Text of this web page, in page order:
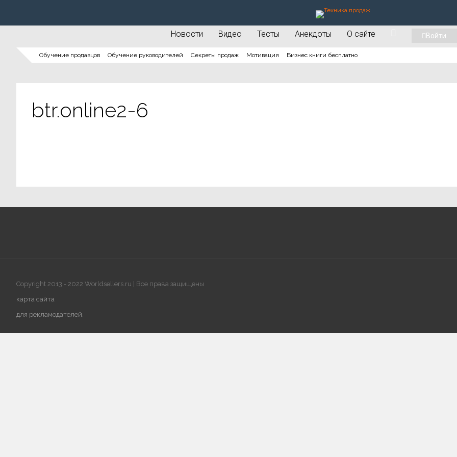
Новости Видео Тесты Анекдоты О сайте Войти
Обучение продавцов Обучение руководителей Секреты продаж Мотивация Бизнес книги бесплатно
btr.online2-6
Copyright 2013 - 2022 Worldsellers.ru | Все права защищены
карта сайта
для рекламодателей